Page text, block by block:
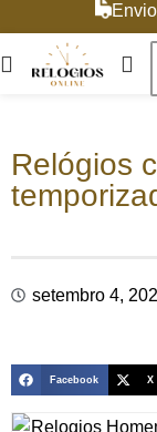
Relógios
setembro 4,
Facebook X